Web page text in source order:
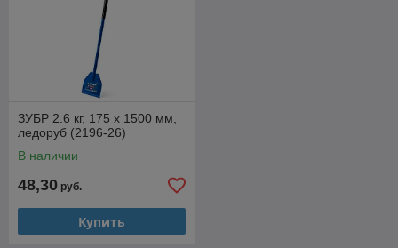
ЗУБР 2.6 кг, 175 х 1500 мм,
ледоруб (2196-26)
В наличии
48,30 руб.
Купить